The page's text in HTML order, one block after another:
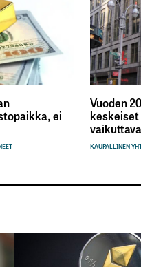
ei
Vuoden
KAUPALLINEN